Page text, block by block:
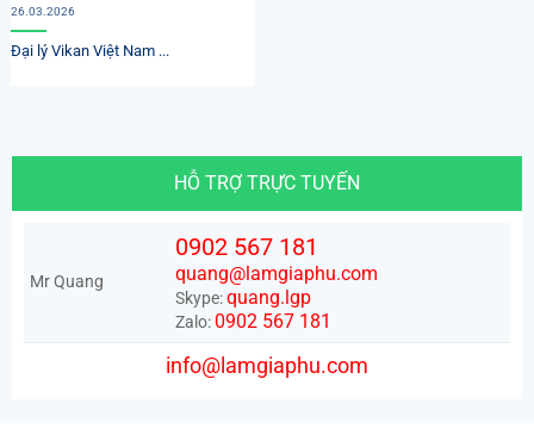
26.03.2026
Đại lý Vikan Việt Nam ...
HỖ TRỢ TRỰC TUYẾN
Mr Quang
0902 567 181
quang@lamgiaphu.com
Skype:quang.lgp
Zalo:0902 567 181
info@lamgiaphu.com